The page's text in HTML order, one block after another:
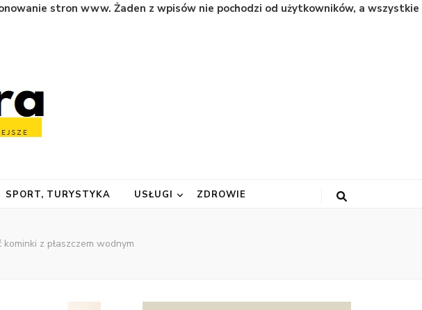
stron www. Żaden z wpisów nie pochodzi od użytkowników, a wszystkie
SPORT, TURYSTYKA USŁUGI ZDROWIE
z płaszczem wodnym